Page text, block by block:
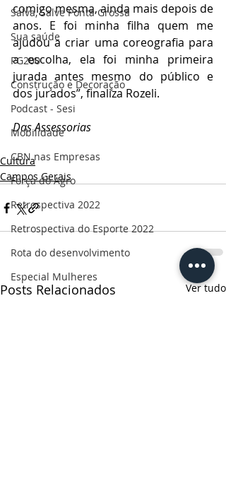
Salva, Salve Ponta Grossa
Sua saúde
PG200
Construção e Decoração
Podcast - Sesi
Mobilidade
CBN nas Empresas
Força do Agro
Retrospectiva 2022
Retrospectiva do Esporte 2022
Rota do desenvolvimento
Especial Mulheres
comigo mesma, ainda mais depois de
anos. E foi minha filha quem me
ajudou a criar uma coreografia para
a escolha, ela foi minha primeira
jurada antes mesmo do público e
dos jurados”, finaliza Rozeli.
Das Assessorias
Cultura
Campos Gerais
Posts Relacionados Ver tudo